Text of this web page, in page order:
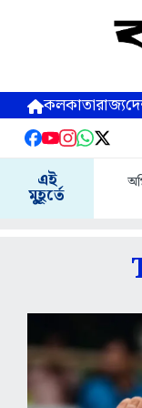
কলকাতারাজ্য
এই
মুহূর্তে
যোজনার বিরুদ্ধে